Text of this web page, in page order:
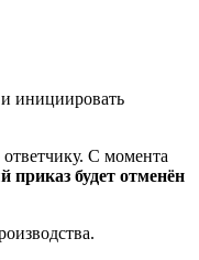
и инициировать
С момента
приказ будет отменён